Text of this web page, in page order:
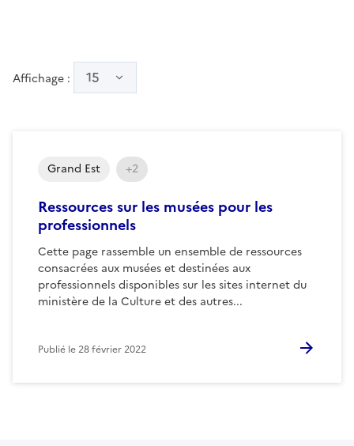
Affichage : 15
Ressources sur les musées pour les
professionnels
Cette page rassemble un ensemble de ressources
consacrées aux musées et destinées aux
professionnels disponibles sur les sites internet du
ministère de la Culture et des autres...
Grand Est +2
Publié le28 février 2022